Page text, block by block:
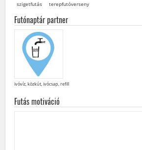
szigetfutás
terepfutóverseny
Futónaptár partner
ivóvíz, közkút, ivócsap, refill
Futás motiváció